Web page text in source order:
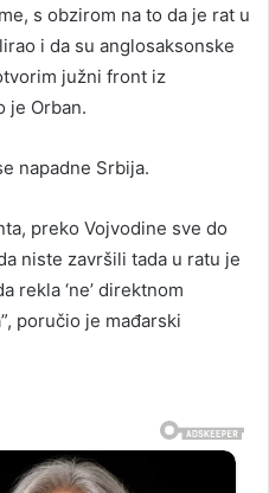
s obzirom na to da je rat u
i da su anglosaksonske
južni front iz
je Orban.
napadne Srbija.
preko Vojvodine sve do
niste završili tada u ratu je
rekla ‘ne’ direktnom
poručio je mađarski